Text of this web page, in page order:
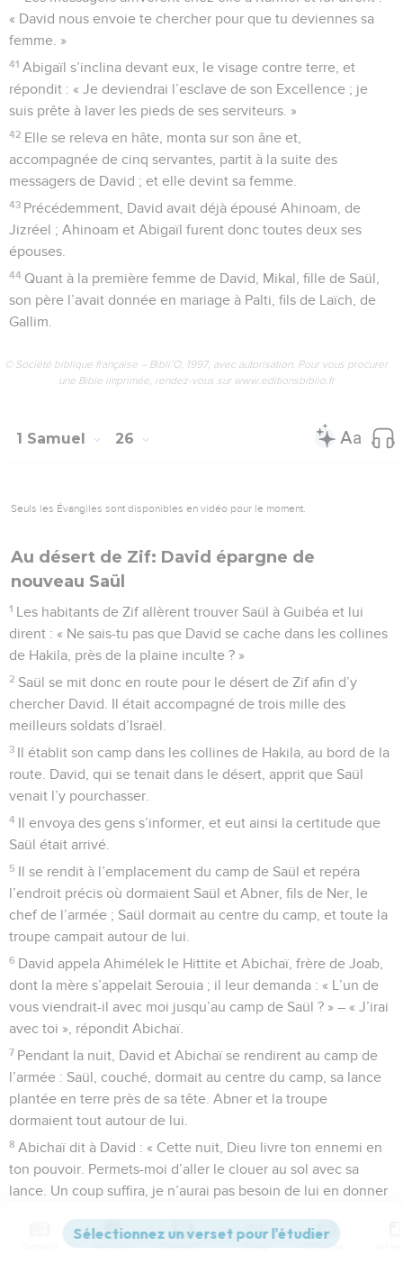
« David nous envoie te chercher pour que tu deviennes sa
femme. »
41 Abigaïl s’inclina devant eux, le visage contre terre, et
répondit : « Je deviendrai l’esclave de son Excellence ; je
suis prête à laver les pieds de ses serviteurs. »
42 Elle se releva en hâte, monta sur son âne et,
accompagnée de cinq servantes, partit à la suite des
messagers de David ; et elle devint sa femme.
43 Précédemment, David avait déjà épousé Ahinoam, de
Jizréel ; Ahinoam et Abigaïl furent donc toutes deux ses
épouses.
44 Quant à la première femme de David, Mikal, fille de Saül,
son père l’avait donnée en mariage à Palti, fils de Laïch, de
Gallim.
© Société biblique française – Bibli’O, 1997, avec autorisation. Pour vous procurer
une Bible imprimée, rendez-vous sur www.editionsbiblio.fr
1 Samuel 26
Seuls les Évangiles sont disponibles en vidéo pour le moment.
Au désert de Zif: David épargne de
nouveau Saül
1 Les habitants de Zif allèrent trouver Saül à Guibéa et lui
dirent : « Ne sais-tu pas que David se cache dans les collines
de Hakila, près de la plaine inculte ? »
2 Saül se mit donc en route pour le désert de Zif afin d’y
chercher David. Il était accompagné de trois mille des
meilleurs soldats d’Israël.
3 Il établit son camp dans les collines de Hakila, au bord de la
route. David, qui se tenait dans le désert, apprit que Saül
venait l’y pourchasser.
4 Il envoya des gens s’informer, et eut ainsi la certitude que
Saül était arrivé.
5 Il se rendit à l’emplacement du camp de Saül et repéra
l’endroit précis où dormaient Saül et Abner, fils de Ner, le
chef de l’armée ; Saül dormait au centre du camp, et toute la
troupe campait autour de lui.
6 David appela Ahimélek le Hittite et Abichaï, frère de Joab,
dont la mère s’appelait Serouia ; il leur demanda : « L’un de
vous viendrait-il avec moi jusqu’au camp de Saül ? » – « J’irai
avec toi », répondit Abichaï.
7 Pendant la nuit, David et Abichaï se rendirent au camp de
l’armée : Saül, couché, dormait au centre du camp, sa lance
plantée en terre près de sa tête. Abner et la troupe
dormaient tout autour de lui.
8 Abichaï dit à David : « Cette nuit, Dieu livre ton ennemi en
ton pouvoir. Permets-moi d’aller le clouer au sol avec sa
lance. Un coup suffira, je n’aurai pas besoin de lui en donner
« Non, répondit David, ne le tue pas ! Penses-tu que l’on
Versions Commentaires Strong